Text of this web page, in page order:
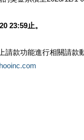
23:59止。
款功能進行相關請款